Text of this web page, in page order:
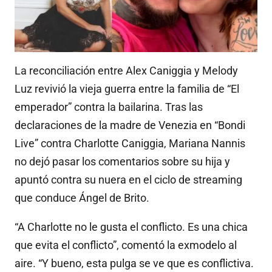
La reconciliación entre Alex Caniggia y Melody
Luz revivió la vieja guerra entre la familia de “El
emperador” contra la bailarina. Tras las
declaraciones de la madre de Venezia en “Bondi
Live” contra Charlotte Caniggia, Mariana Nannis
no dejó pasar los comentarios sobre su hija y
apuntó contra su nuera en el ciclo de streaming
que conduce Ángel de Brito.
“A Charlotte no le gusta el conflicto. Es una chica
que evita el conflicto”, comentó la exmodelo al
aire. “Y bueno, esta pulga se ve que es conflictiva.